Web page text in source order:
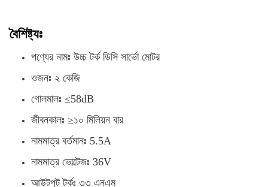
বৈশিষ্ট্যঃ
পণ্যের নামঃ উচ্চ টর্ক ডিসি সার্ভো মোটর
ওজনঃ ২ কেজি
গোলমালঃ ≤58dB
জীবনকালঃ ≥১০ মিলিয়ন বার
নামমাত্র বর্তমানঃ 5.5A
নামমাত্র ভোল্টেজঃ 36V
আউটপুট টর্কঃ ৩৩ এনএম